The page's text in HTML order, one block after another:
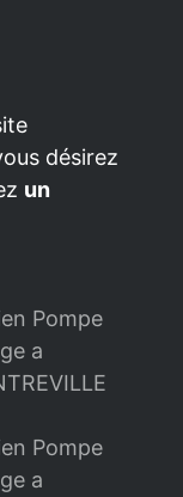
désirez
un
Pompe
a
Pompe
a